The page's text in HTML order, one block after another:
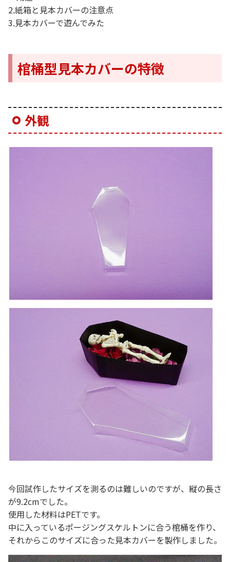
2.紙箱と見本カバーの注意点
3.見本カバーで遊んでみた
棺桶型見本カバーの特徴
外観
今回試作したサイズを測るのは難しいのですが、縦の長さ
が9.2cmでした。
使用した材料はPETです。
中に入っているポージングスケルトンに合う棺桶を作り、
それからこのサイズに合った見本カバーを製作しました。